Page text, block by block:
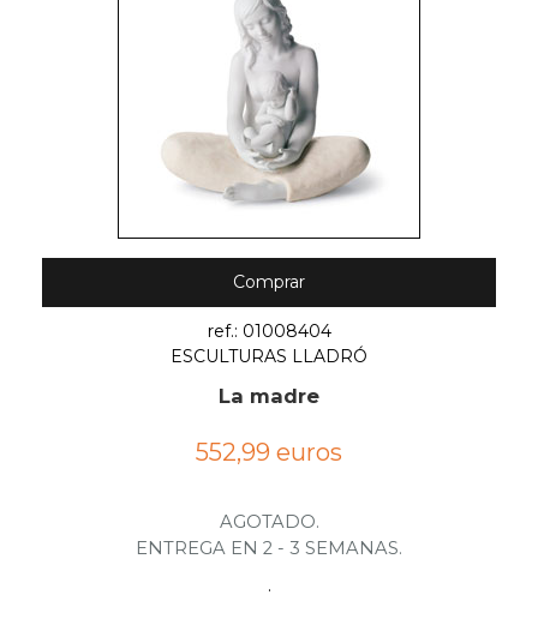
Comprar
ref.: 01008404
ESCULTURAS LLADRÓ
La madre
552,99 euros
AGOTADO.
ENTREGA EN 2 - 3 SEMANAS.
.